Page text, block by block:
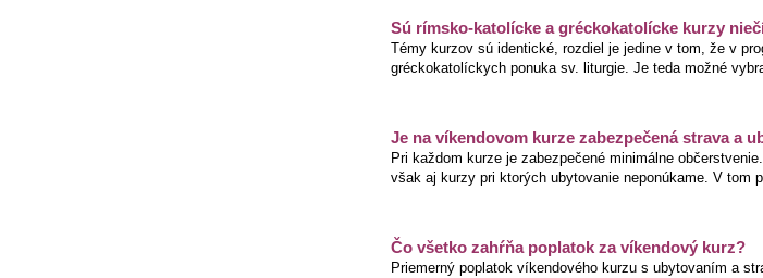
Sú rímsko-katolícke a gréckokatolícke kurzy
Témy kurzov sú identické, rozdiel je jedine v tom, že v
gréckokatolíckych ponuka sv. liturgie. Je teda možné
Je na víkendovom kurze zabezpečená strava a
Pri každom kurze je zabezpečené minimálne
však aj kurzy pri ktorých ubytovanie neponúkame. V tom
Čo všetko zahŕňa poplatok za víkendový kurz?
Priemerný poplatok víkendového kurzu s ubytovaním a